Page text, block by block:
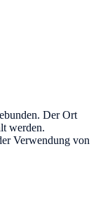
Der Ort
werden.
Verwendung von